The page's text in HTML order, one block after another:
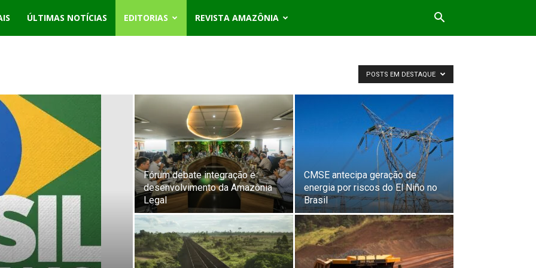
ÚLTIMAS NOTÍCIAS EDITORIAS REVISTA AMAZÔNIA
POSTS EM DESTAQUE
Fórum debate integração e
desenvolvimento da Amazônia
Legal
CMSE antecipa geração de
energia por riscos do El Niño no
Brasil